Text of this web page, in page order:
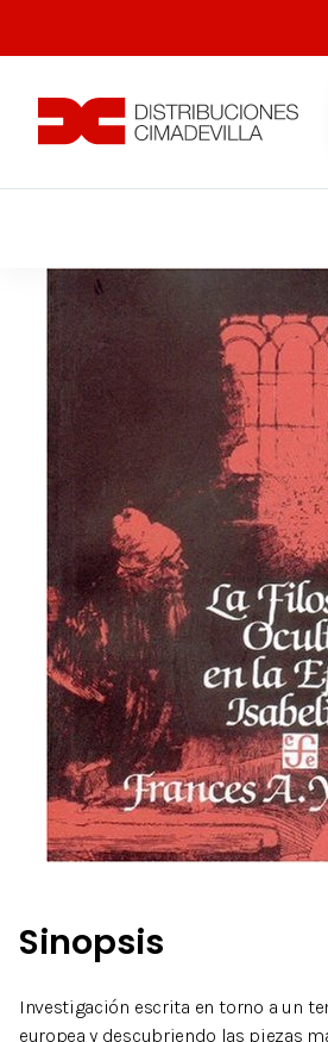
Sinopsis
Investigación escrita en torno a un
europea y descubriendo las piezas